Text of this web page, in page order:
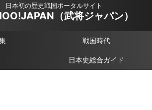
日本初の歴史戦国ポータルサイト
（武将ジャパン）
戦国時代
日本史総合ガイド